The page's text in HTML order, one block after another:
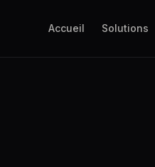
Accueil Solutions